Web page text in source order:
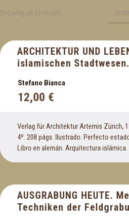
Botánica, ecología y medio
C
Caballos
Cantabria
Cartografía
Castilla y León
Cataluña
Caza. Cinegética
Ciencia y tecnología
Cinematografía
Showing all 23 results
ARCHITEKTUR UND
islamischen Stadtwesen.
Stefano Bianca
12,00 €
Verlag für Architektur Artemis Zürich,
4º. 208 págs. Ilustrado. Perfecto
Libro en alemán. Arquitectura islámica.
AUSGRABUNG HEUTE.
Techniken der